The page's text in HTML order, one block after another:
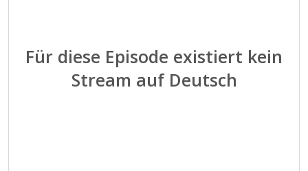
Für diese Episode existiert kein
Stream auf Deutsch